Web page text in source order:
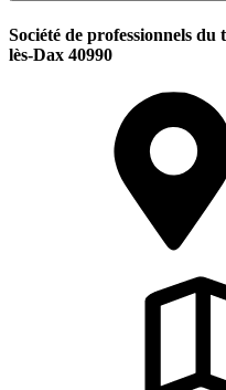
Société de professionnels
lès-Dax 40990